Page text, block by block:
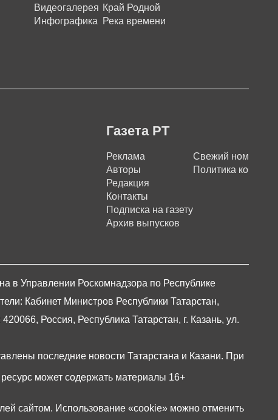
Видеогалерея
Инфографика
Край Родной
Река времени
Газета РТ
Реклама
Авторы
Редакция
Контакты
Подписка на газету
Архив выпусков
Свежий номер
Политика
в Управлении Роскомнадзора по Республике
Кабинет Министров Республики Татарстан,
Россия, Республика Татарстан, г. Казань, ул.
последние новости Татарстана и Казани. При
может содержать материалы 16+
сайтом. Использование «cookie» можно отменить